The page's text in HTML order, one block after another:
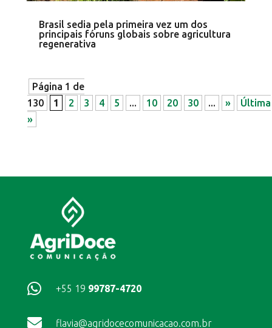
Brasil sedia pela primeira vez um dos
principais fóruns globais sobre agricultura
regenerativa
Página 1 de
130
1 2 3 4 5 ... 10 20 30 ... »
Última
»
 +55 19 99787-4720
 flavia@agridocecomunicacao.com.br